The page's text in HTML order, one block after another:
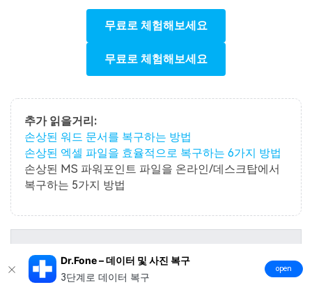
무료로 체험해보세요
무료로 체험해보세요
추가 읽을거리:
손상된 워드 문서를 복구하는 방법
손상된 엑셀 파일을 효율적으로 복구하는 6가지 방법
손상된 MS 파워포인트 파일을 온라인/데스크탑에서
복구하는 5가지 방법
하나요?
Dr.Fone – 데이터 및 사진 복구
3단계로 데이터 복구
open